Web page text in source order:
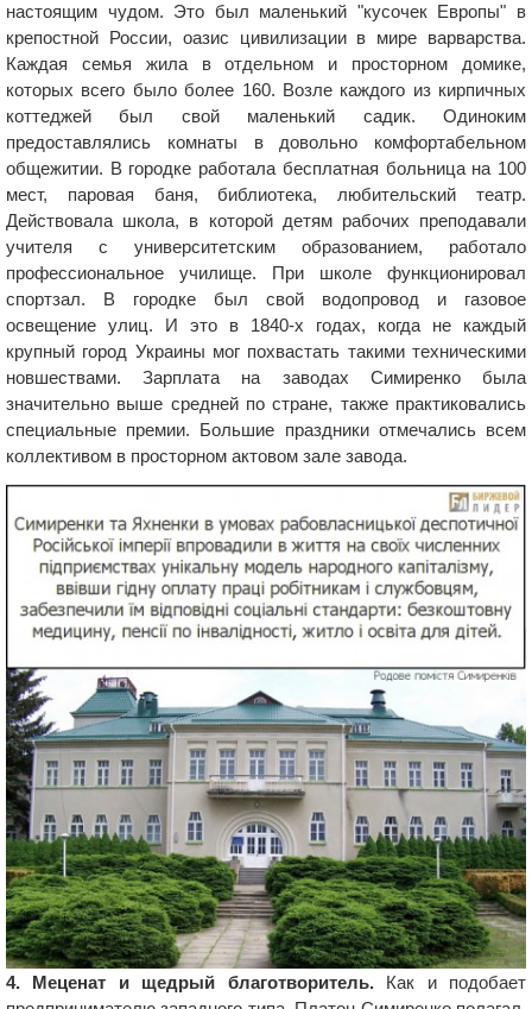
настоящим чудом. Это был маленький "кусочек Европы" в
крепостной России, оазис цивилизации в мире варварства.
Каждая семья жила в отдельном и просторном домике,
которых всего было более 160. Возле каждого из кирпичных
коттеджей был свой маленький садик. Одиноким
предоставлялись комнаты в довольно комфортабельном
общежитии. В городке работала бесплатная больница на 100
мест, паровая баня, библиотека, любительский театр.
Действовала школа, в которой детям рабочих преподавали
учителя с университетским образованием, работало
профессиональное училище. При школе функционировал
спортзал. В городке был свой водопровод и газовое
освещение улиц. И это в 1840-х годах, когда не каждый
крупный город Украины мог похвастать такими техническими
новшествами. Зарплата на заводах Симиренко была
значительно выше средней по стране, также практиковались
специальные премии. Большие праздники отмечались всем
коллективом в просторном актовом зале завода.
4. Меценат и щедрый благотворитель.Как и подобает